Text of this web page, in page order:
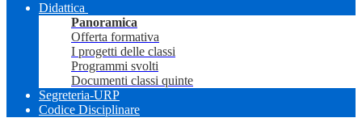
Didattica
Panoramica
Offerta formativa
I progetti delle classi
Programmi svolti
Documenti classi quinte
Segreteria-URP
Codice Disciplinare